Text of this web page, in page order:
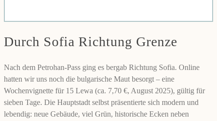
Durch Sofia Richtung Grenze
Nach dem Petrohan-Pass ging es bergab Richtung Sofia. Online
hatten wir uns noch die bulgarische Maut besorgt – eine
Wochenvignette für 15 Lewa (ca. 7,70 €, August 2025), gültig für
sieben Tage. Die Hauptstadt selbst präsentierte sich modern und
lebendig: neue Gebäude, viel Grün, historische Ecken neben